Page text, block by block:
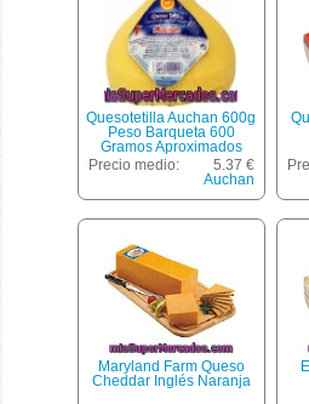
Quesotetilla Auchan 600g
Peso Barqueta 600
Gramos Aproximados
Precio medio:
5.37 €
Auchan
Maryland Farm Queso
Cheddar Inglés Naranja